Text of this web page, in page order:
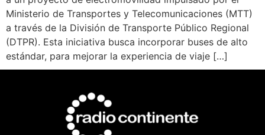
Ministerio de Transportes y Telecomunicaciones (MTT)
a través de la División de Transporte Público Regional
(DTPR). Esta iniciativa busca incorporar buses de alto
estándar, para mejorar la experiencia de viaje […]